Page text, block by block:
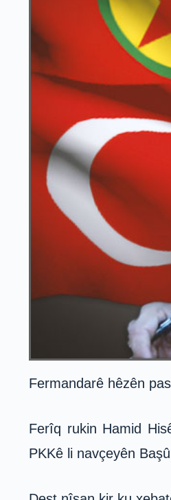
Fermandarê hêzên
Ferîq rukin Hamid
PKKê li navçeyên